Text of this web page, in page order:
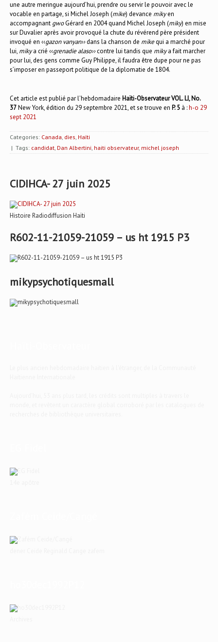
une autre meringue aujourd’hui, prendre ou servir le pouvoir avec le
vocable en partage, si Michel Joseph (mike) devance mikyen
accompagnant gwoGérard en 2004 quand Michel Joseph (miky) en mise
sur Duvalier après avoir provoqué la chute du révérend père président
invoqué en ‹‹gazon vanyan››dans la chanson de mikequi a marché pour
lui, mikya crié ‹‹grenadie alaso››contre lui tandis que mikya fait marcher
pour lui, des gens comme Guy Philippe, il faudra être dupe pour ne pas
s’imposer en passeport politique de la diplomatie de 1804.
Cet article est publié par l’hebdomadaire Haïti-Observateur VOL. LI, No.
37New York, édition du 29 septembre 2021, et se trouve en P. 5 à :h-o 29
sept 2021
Categories: Canada, dies, Haïti
| Tags: candidat, Dan Albertini, haiti observateur, michel joseph
CIDIHCA- 27 juin 2025
Histoire Radiodiffusion Haïti
R602-11-21059-21059 – us ht 1915 P3
mikypsychotiquesmall